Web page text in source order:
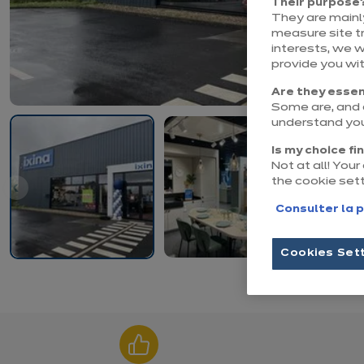
Their
They are
measure site
interests, we
provide you
Are they
Some are,
understand
Is my choice
Not at all!
the cookie
Consulter la
Cookies